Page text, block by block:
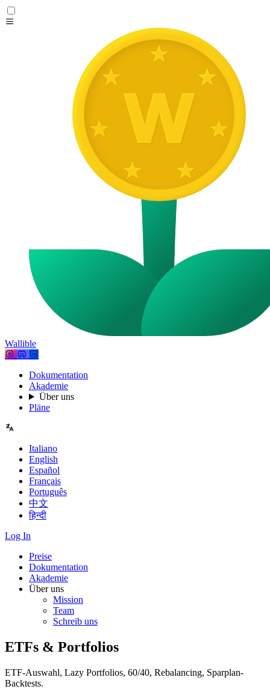
Wallible
Dokumentation
Akademie
Über uns
Pläne
Italiano
English
Español
Français
Português
中文
हिन्दी
Log In
Preise
Dokumentation
Akademie
Über uns
Mission
Team
Schreib uns
ETFs & Portfolios
ETF-Auswahl, Lazy Portfolios, 60/40, Rebalancing, Sparplan-
Backtests.